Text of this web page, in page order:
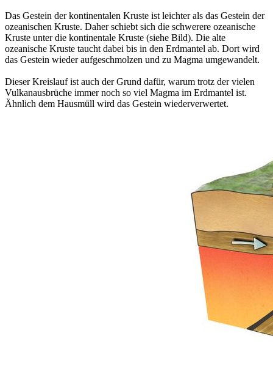
Das Gestein der kontinentalen Kruste ist leichter als das Gestein der
ozeanischen Kruste. Daher schiebt sich die schwerere ozeanische
Kruste unter die kontinentale Kruste (siehe Bild). Die alte
ozeanische Kruste taucht dabei bis in den Erdmantel ab. Dort wird
das Gestein wieder aufgeschmolzen und zu Magma umgewandelt.
Dieser Kreislauf ist auch der Grund dafür, warum trotz der vielen
Vulkanausbrüche immer noch so viel Magma im Erdmantel ist.
Ähnlich dem Hausmüll wird das Gestein wiederverwertet.